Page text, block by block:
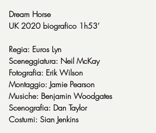
Dream Horse
UK 2020 biografico 1h53’
Regia: Euros Lyn
Sceneggiatura: Neil McKay
Fotografia: Erik Wilson
Montaggio: Jamie Pearson
Musiche: Benjamin Woodgates
Scenografia: Dan Taylor
Costumi: Sian Jenkins